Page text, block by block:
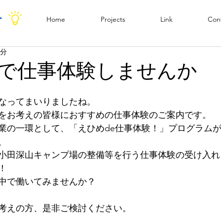
Home Projects Link
仕事体験しませんか
ってまいりましたね。
お考えの皆様におすすめの仕事体験のご案内です。
の一環として、「えひめde仕事体験！」プログラム
田深山キャンプ場の整備等を行う仕事体験の受け入
で働いてみませんか？
えの方、是非ご検討ください。